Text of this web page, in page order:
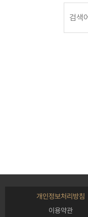
개인정보처리방침
이용약관